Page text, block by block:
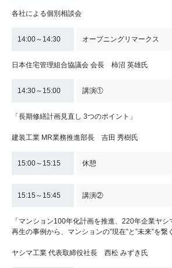
各社による個別相談会
14:00～14:30 オープニングリマークス
日本住宅管理組合協議会 会長 柿沼 英雄氏
14:30～15:00 講演①
「長期修繕計画見直し​ 3つのポイント」
建装工業 MR業務推進部長 吉田 秀樹氏
15:00～15:15 休憩
15:15～15:45 講演②
「マンション100年化計画を推進、220年企業ヤ
再生の事例から、マンションの”現在”と”未来”を繋
ヤシマ工業 代表取締役社長 西松 みずき氏